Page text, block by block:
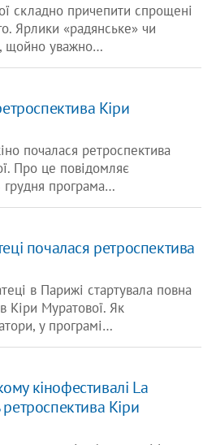
складно причепити спрощені
Ярлики «радянське» чи
щойно уважно…
Кіри
почалася ретроспектива
Про це повідомляє
грудня програма…
почалася ретроспектива
в Парижі стартувала повна
Кіри Муратової. Як
у програмі…
кінофестивалі La
Кіри